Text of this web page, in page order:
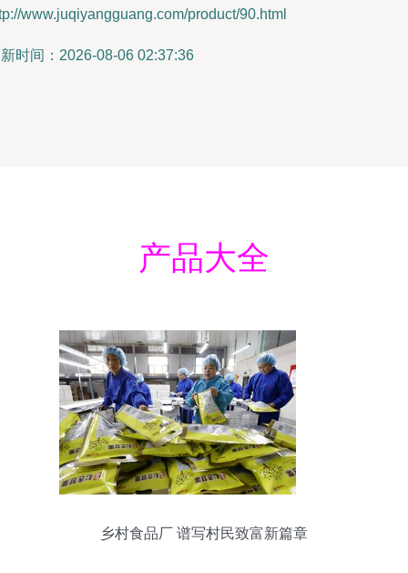
www.juqiyangguang.com/product/90.html
时间：2026-08-06 02:37:36
产品大全
乡村食品厂 谱写村民致富新篇章